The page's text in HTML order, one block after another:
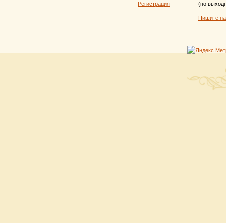
Регистрация
(по
Пишите